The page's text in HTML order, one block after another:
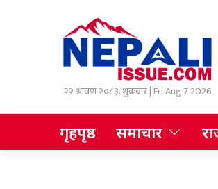
२२ श्रावण २०८३, शुक्रबार | Fri Aug 7 2026
गृहपृष्ठ समाचार